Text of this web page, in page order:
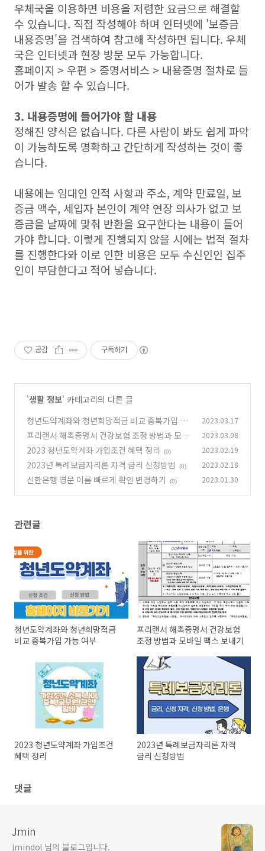
우체국을 이용하면 비용을 저렴한 요금으로 해결할
수 있습니다. 직접 작성해야 하며 인터넷에 '보증금
내용증명'을 검색하여 참고해 작성하면 됩니다. 우체
국은 인터넷과 현장 방문 모두 가능합니다.
홈페이지 > 우편 > 증명서비스 > 내용증명 절차로 들
어가 발송 할 수 있습니다.
3. 내용증명에 들어가야 할 내용
정해진 양식은 없습니다. 다른 사람이 봐도 쉽게 파악
이 가능하도록 명확하고 간단하게 작성하는 것이 좋
습니다.
내용에는 임대인 인적 사항과 주소, 계약 만료일, 보
증금 액수, 세입자 본인이 계약 연장 의사가 없고 보
증금을 날짜에 맞춰 반환을 요구한다는 내용이 들어
가야 합니다. 이렇게 진행되지 않을 시에는 법적 절차
를 진행한다와 이로 인한 비용은 모두 수신인인 집주
인이 부담한다고 적어 넣습니다.
공감 구독하기
'생활 정보' 카테고리의 다른 글
청년도약계좌와 청년희망적금 비교 중복가입 가
능 여부
(0)
2023.03.17
프리랜서 해촉증명서 건강보험 조정 방법과 모바
일 팩스 보내기 (0)
2023.03.08
2023 청년도약계좌 가입조건 혜택 정리 (0) 2023.02.19
2023년 특례보금자리론 자격 금리 신청방법 (0) 2023.02.18
신한은행 영문 이름 빠르게 확인 변경하기 (0) 2023.01.30
관련글
청년도약계좌와 청년희망적금
비교 중복가입 가능 여부
프리랜서 해촉증명서 건강보험
조정 방법과 모바일 팩스 보내기
2023 청년도약계좌 가입조건
혜택 정리
2023년 특례보금자리론 자격
금리 신청방법
댓글
Jmin
jmindol 님의 블로그입니다.